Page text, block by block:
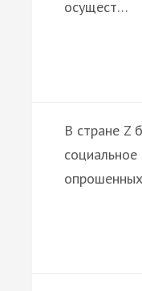
осущест…
В стране Z